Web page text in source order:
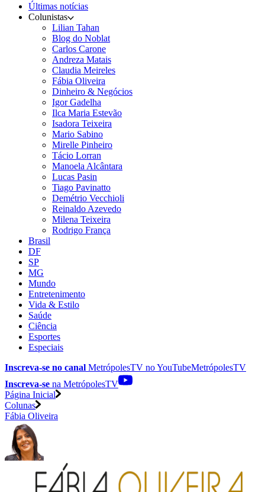
Últimas notícias
Colunistas
Lilian Tahan
Blog do Noblat
Carlos Carone
Andreza Matais
Claudia Meireles
Fábia Oliveira
Dinheiro & Negócios
Igor Gadelha
Ilca Maria Estevão
Isadora Teixeira
Mario Sabino
Mirelle Pinheiro
Tácio Lorran
Manoela Alcântara
Lucas Pasin
Tiago Pavinatto
Demétrio Vecchioli
Reinaldo Azevedo
Milena Teixeira
Rodrigo França
Brasil
DF
SP
MG
Mundo
Entretenimento
Vida & Estilo
Saúde
Ciência
Esportes
Especiais
Inscreva-se no canal MetrópolesTV noYouTubeMetrópolesTV
Inscreva-se na MetrópolesTV
Página Inicial
Colunas
Fábia Oliveira